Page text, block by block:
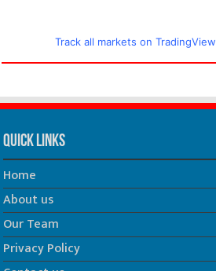
Track all markets on TradingView
Quick Links
Home
About us
Our Team
Privacy Policy